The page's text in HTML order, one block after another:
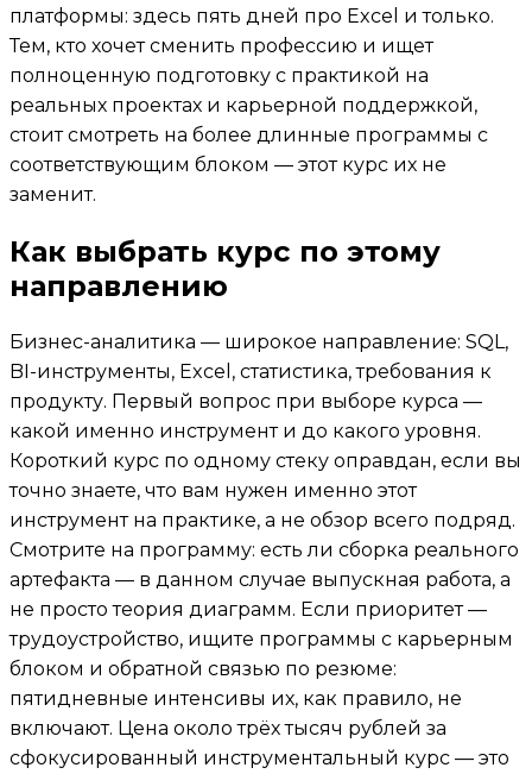
платформы: здесь пять дней про Excel и только.
Тем, кто хочет сменить профессию и ищет
полноценную подготовку с практикой на
реальных проектах и карьерной поддержкой,
стоит смотреть на более длинные программы с
соответствующим блоком — этот курс их не
заменит.
Как выбрать курс по этому
направлению
Бизнес-аналитика — широкое направление: SQL,
BI-инструменты, Excel, статистика, требования к
продукту. Первый вопрос при выборе курса —
какой именно инструмент и до какого уровня.
Короткий курс по одному стеку оправдан, если вы
точно знаете, что вам нужен именно этот
инструмент на практике, а не обзор всего подряд.
Смотрите на программу: есть ли сборка реального
артефакта — в данном случае выпускная работа, а
не просто теория диаграмм. Если приоритет —
трудоустройство, ищите программы с карьерным
блоком и обратной связью по резюме:
пятидневные интенсивы их, как правило, не
включают. Цена около трёх тысяч рублей за
сфокусированный инструментальный курс — это